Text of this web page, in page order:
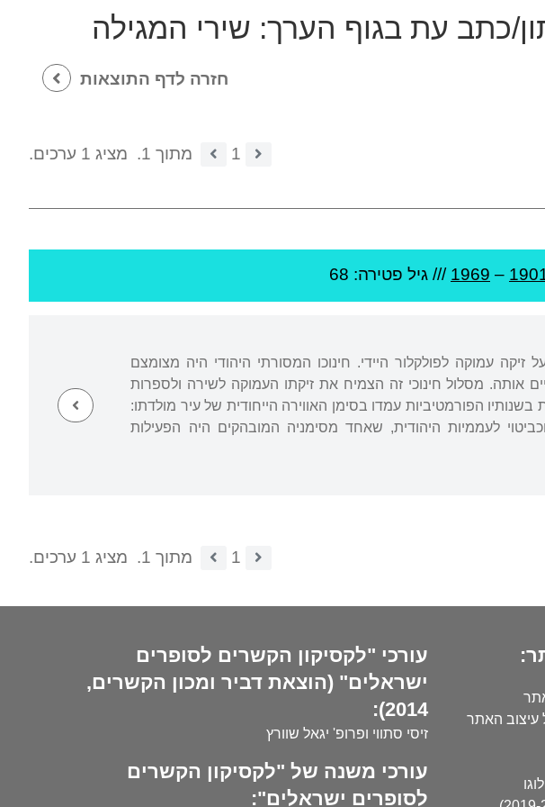
כתב עת בגוף הערך: שירי המגילה
חזרה לדף התוצאות
1 מתוך 1.
מציג 1 ערכים.
–
1969 /// גיל פטירה: 68
זיקה עמוקה לפולקלור היידי. חינוכו המסורתי היהודי היה מצומצם
אותה. מסלול חינוכי זה הצמיח את זיקתו העמוקה לשירה ולספרות
הפורמטיביות עמדו בסימן האווירה הייחודית של עיר מולדתו:
לעממיות היהודית, שאחד מסימניה המובהקים היה הפעילות
1 מתוך 1. מציג 1 ערכים.
עיצוב האתר
עורכי "לקסיקון הקשרים לסופרים
ישראלים" (הוצאת דביר ומכון הקשרים,
2014):
זיסי סתווי ופרופ' יגאל שוורץ
עורכי משנה של "לקסיקון הקשרים
לסופרים ישראלים":